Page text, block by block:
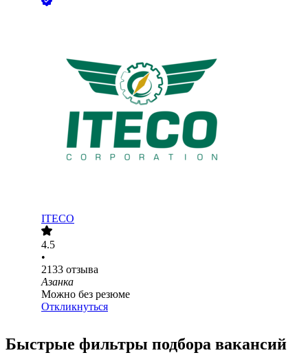
ITECO
4.5
•
2133 отзыва
Азанка
Можно без резюме
Откликнуться
Быстрые фильтры подбора вакансий